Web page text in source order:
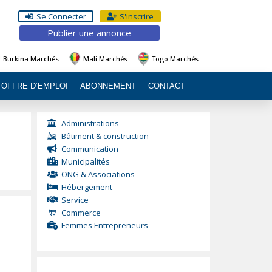
Se Connecter S'inscrire
Publier une annonce
Burkina Marchés Mali Marchés Togo Marchés
OFFRE D’EMPLOI ABONNEMENT CONTACT
Administrations
Bâtiment & construction
Communication
Municipalités
ONG & Associations
Hébergement
Service
Commerce
Femmes Entrepreneurs